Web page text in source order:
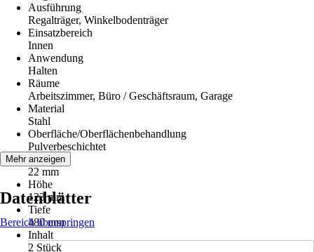
Ausführung
Regalträger, Winkelbodenträger
Einsatzbereich
Innen
Anwendung
Halten
Räume
Arbeitszimmer, Büro / Geschäftsraum, Garage
Material
Stahl
Oberfläche/Oberflächenbehandlung
Pulverbeschichtet
Breite
22 mm
Höhe
123 mm
Tiefe
480 mm
Inhalt
2 Stück
Mehr anzeigen
Datenblätter
Bereich überspringen